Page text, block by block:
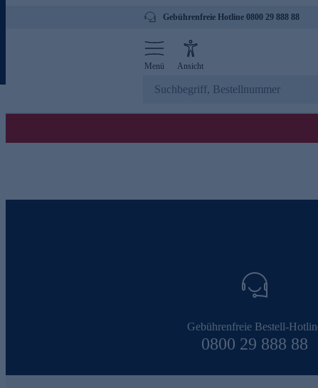
Gebührenfreie Hotline 0800 29 888 88
Menü Ansicht
Gebührenfreie Bestell-
0800 29 888 88